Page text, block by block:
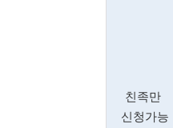
친족만
신청가능